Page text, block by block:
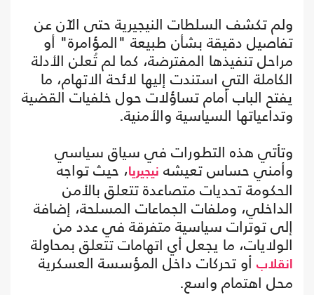
ولم تكشف السلطات النيجيرية حتى الآن عن
تفاصيل دقيقة بشأن طبيعة "المؤامرة" أو
مراحل تنفيذها المفترضة، كما لم تُعلن الأدلة
الكاملة التي استندت إليها لائحة الاتهام، ما
يفتح الباب أمام تساؤلات حول خلفيات القضية
وتداعياتها السياسية والأمنية.
وتأتي هذه التطورات في سياق سياسي
وأمني حساس تعيشه نيجيريا، حيث تواجه
الحكومة تحديات متصاعدة تتعلق بالأمن
الداخلي، وملفات الجماعات المسلحة، إضافة
إلى توترات سياسية متفرقة في عدد من
الولايات، ما يجعل أي اتهامات تتعلق بمحاولة
انقلاب أو تحركات داخل المؤسسة العسكرية
محل اهتمام واسع.